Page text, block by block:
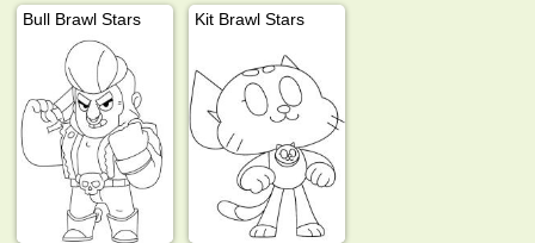
Bull Brawl Stars Kit Brawl Stars